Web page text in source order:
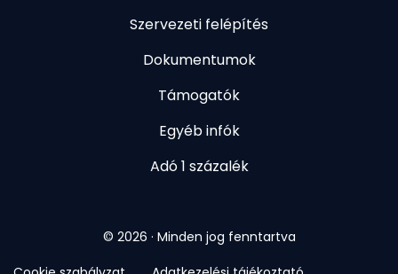
Szervezeti felépítés
Dokumentumok
Támogatók
Egyéb infók
Adó 1 százalék
© 2026 · Minden jog fenntartva